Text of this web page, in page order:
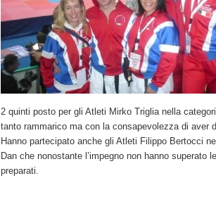
2 quinti posto per gli Atleti Mirko Triglia nella
tanto rammarico ma con la consapevolezza di
Hanno partecipato anche gli Atleti Filippo Bertocci
Dan che nonostante l’impegno non hanno
preparati.